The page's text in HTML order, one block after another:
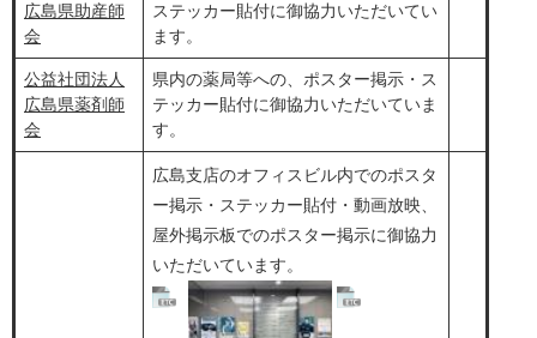
広島県助産師
会
ステッカー貼付に御協力いただいてい
ます。
公益社団法人
広島県薬剤師
会
県内の薬局等への、ポスター掲示・ス
テッカー貼付に御協力いただいていま
す。
広島支店のオフィスビル内でのポスタ
ー掲示・ステッカー貼付・動画放映、
屋外掲示板でのポスター掲示に御協力
いただいています。